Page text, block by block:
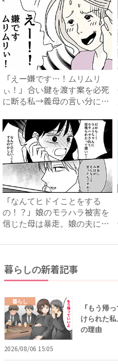
「えー嫌です…！ムリムリ
ぃ！」合い鍵を渡す案を必死
に断る私→義母の言い分にあ
「なんてヒドイことをする
の！？」娘のモラハラ被害を
信じた母は暴走。娘の夫に電
暮らしの新着記事
暮らし
「もう帰
けられた
の理由
2026/08/06 15:05